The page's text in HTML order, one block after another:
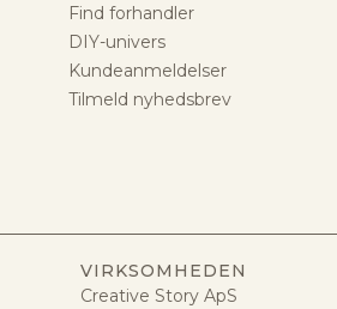
Find forhandler
DIY-univers
Kundeanmeldelser
Tilmeld nyhedsbrev
VIRKSOMHEDEN
Creative Story ApS